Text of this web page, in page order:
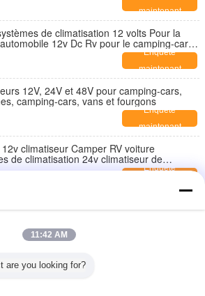
maintenant
de climatisation 12 volts Pour la
12v Dc Rv pour le camping-car
Enquête
maintenant
12V, 24V et 48V pour camping-cars,
camping-cars, vans et fourgons
Enquête
maintenant
climatiseur Camper RV voiture
de climatisation 24v climatiseur de
Enquête
de camping-car 12 volts CC, climatiseur
de caravane 12 V
voiture camping-car climatiseur sur le toit
camping-car van systèmes de climatisation
11:42 AM
are you looking for?